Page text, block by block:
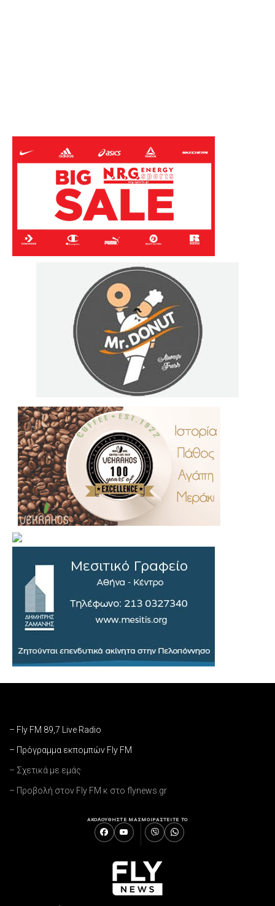
– Fly FM 89,7 Live Radio
– Πρόγραμμα εκπομπών Fly FM
– Σχετικά με εμάς
– Προβολή στον Fly FM κ στο flynews.gr
ΑΚΟΛΟΥΘΗΣΤΕ ΜΑΣΜΟΙΡΑΣΤΕΙΤΕ ΤΟ